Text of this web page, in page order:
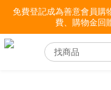
免費登記成為善意會員購
費、購物金回